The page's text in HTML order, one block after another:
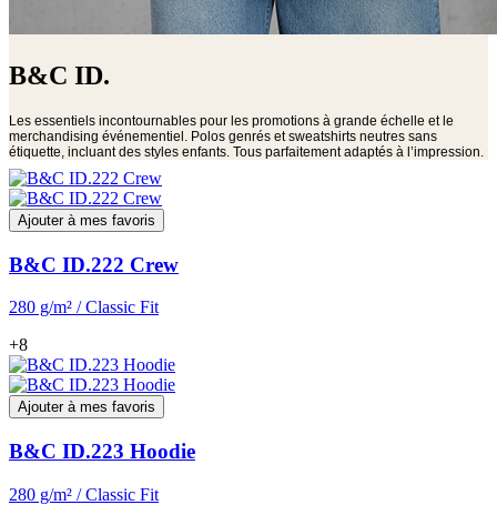
B&C ID.
Les essentiels incontournables pour les promotions à grande échelle et le
merchandising événementiel. Polos genrés et sweatshirts neutres sans
étiquette, incluant des styles enfants. Tous parfaitement adaptés à l’impression.
Ajouter à mes favoris
B&C ID.222 Crew
280 g/m² / Classic Fit
+8
Ajouter à mes favoris
B&C ID.223 Hoodie
280 g/m² / Classic Fit